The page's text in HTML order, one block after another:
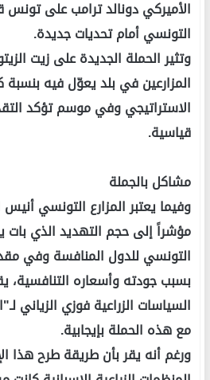
الأميركي دونالد ترامب على تونس
التونسي أمام تحديات جديدة.
وتثير الحملة الجديدة على زيت
المزارعين في بلد يعوّل فيه
الاستراتيجي وفي موسم تؤكد
قياسية.
مشاكل بالجملة
وفيما يعتبر المزارع التونسي
مؤشراً إلى حجم التهديد الذي بات
التونسي للدول المنافسة وفي
بسبب جودته وأسعاره التنافسية،
السياسات الزراعية فوزي الزياني
مع هذه الحملة بإيجابية.
ورغم أنه يقر بأن طريقة طرح